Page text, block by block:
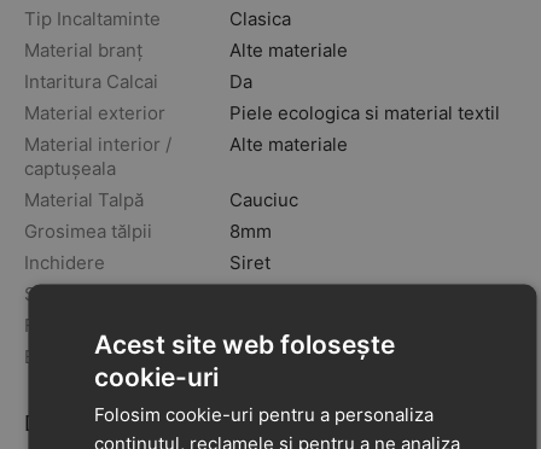
Tip Incaltaminte
Clasica
Material branț
Alte materiale
Intaritura Calcai
Da
Material exterior
Piele ecologica si material textil
Material interior /
captușeala
Alte materiale
Material Talpă
Cauciuc
Grosimea tălpii
8mm
Inchidere
Siret
Sezon
Fabricat în
Brand
Garvalin
Descriere
Acest site web folosește
cookie-uri
Folosim cookie-uri pentru a personaliza
conținutul, reclamele și pentru a ne analiza